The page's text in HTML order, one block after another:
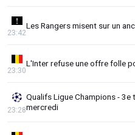
Les Rangers misent sur un
23:42
L'Inter refuse une offre folle
23:30
Qualifs Ligue Champions -
mercredi
23:28